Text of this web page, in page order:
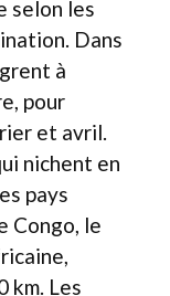
selon les
Dans
à
pour
et avril.
nichent en
pays
Congo, le
km. Les